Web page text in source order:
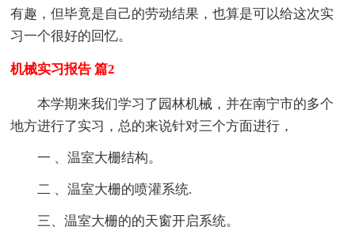
有趣，但毕竟是自己的劳动结果，也算是可以给这次实
习一个很好的回忆。
机械实习报告 篇2
本学期来我们学习了园林机械，并在南宁市的多个
地方进行了实习，总的来说针对三个方面进行，
一 、温室大栅结构。
二 、温室大栅的喷灌系统.
三、温室大栅的的天窗开启系统。